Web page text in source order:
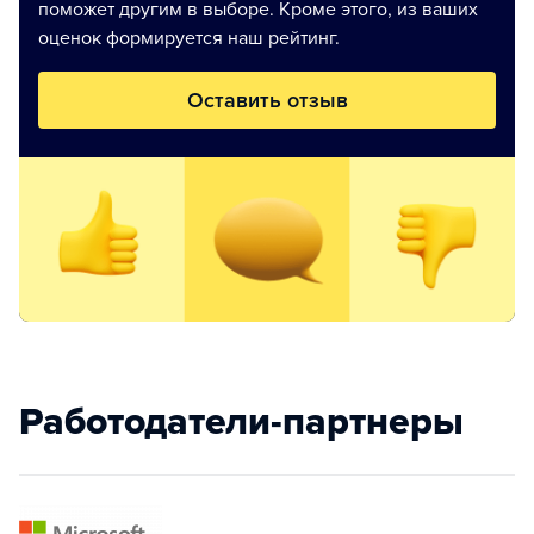
поможет другим в выборе. Кроме этого, из ваших
оценок формируется наш рейтинг.
Оставить отзыв
Работодатели-партнеры